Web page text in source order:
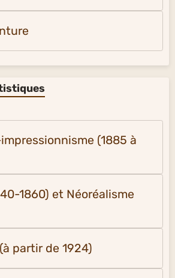
(1885 à
1860) et Néoréalisme
partir de 1924)